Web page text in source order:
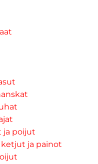
ja poijut
ketjut ja painot